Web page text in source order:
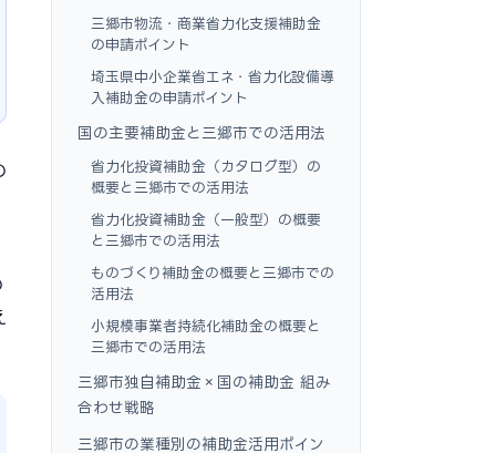
三郷市物流・商業省力化支援補助金
の申請ポイント
埼玉県中小企業省エネ・省力化設備導
入補助金の申請ポイント
国の主要補助金と三郷市での活用法
省力化投資補助金（カタログ型）の
概要と三郷市での活用法
省力化投資補助金（一般型）の概要
と三郷市での活用法
ものづくり補助金の概要と三郷市での
活用法
小規模事業者持続化補助金の概要と
三郷市での活用法
三郷市独自補助金×国の補助金 組み
合わせ戦略
三郷市の業種別の補助金活用ポイン